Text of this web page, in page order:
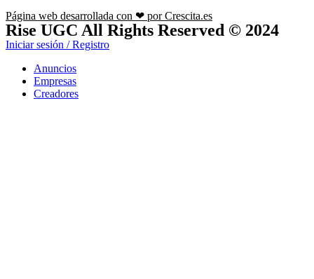
Página web desarrollada con ❤ por Crescita.es
Rise UGC All Rights Reserved © 2024
Iniciar sesión / Registro
Anuncios
Empresas
Creadores